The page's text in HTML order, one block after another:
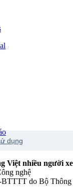
dụng
Việt nhiều người
nghệ
BTTTT do Bộ